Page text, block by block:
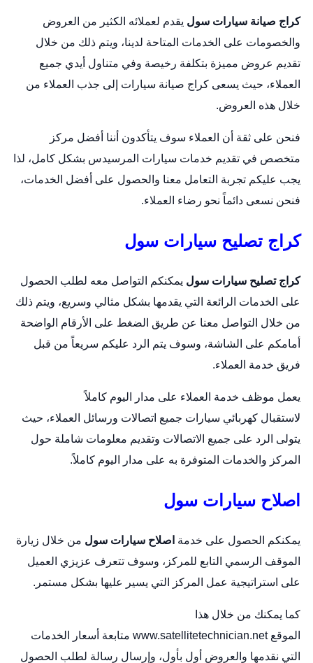
كراج صيانة سيارات سول يقدم لعملائه الكثير من العروض
والخصومات على الخدمات المتاحة لدينا، ويتم ذلك من خلال
تقديم عروض مميزة بتكلفة رخيصة وفي متناول أيدي جميع
العملاء، حيث يسعى كراج صيانة سيارات إلى جذب العملاء من
خلال هذه العروض.
فنحن على ثقة أن العملاء سوف يتأكدون أننا أفضل مركز
متخصص في تقديم خدمات سيارات المرسيدس بشكل كامل، لذا
يجب عليكم تجربة التعامل معنا والحصول على أفضل الخدمات،
فنحن نسعى دائماً نحو رضاء العملاء.
كراج تصليح سيارات سول
كراج تصليح سيارات سول يمكنكم التواصل معه لطلب الحصول
على الخدمات الرائعة التي يقدمها بشكل مثالي وسريع، ويتم ذلك
من خلال التواصل معنا عن طريق الضغط على الأرقام الواضحة
أمامكم على الشاشة، وسوف يتم الرد عليكم سريعاً من قبل
فريق خدمة العملاء.
يعمل موظف خدمة العملاء على مدار اليوم كاملاً
لاستقبال كهربائي سيارات جميع اتصالات ورسائل العملاء، حيث
يتولى الرد على جميع الاتصالات وتقديم معلومات شاملة حول
المركز والخدمات المتوفرة به على مدار اليوم كاملاً.
اصلاح سيارات سول
يمكنكم الحصول على خدمة اصلاح سيارات سول من خلال زيارة
الموقف الرسمي التابع للمركز، وسوف تتعرف عزيزي العميل
على استراتيجية عمل المركز التي يسير عليها بشكل مستمر.
كما يمكنك من خلال هذا
الموقعwww.satellitetechnician.netمتابعة أسعار الخدمات
التي نقدمها والعروض أول بأول، وإرسال رسالة لطلب الحصول